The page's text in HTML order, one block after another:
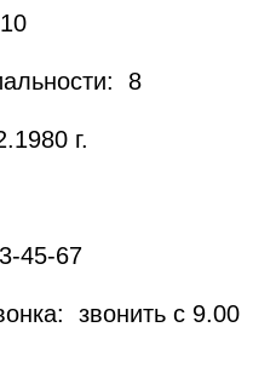
8
г.
45-67
звонить с 9.00